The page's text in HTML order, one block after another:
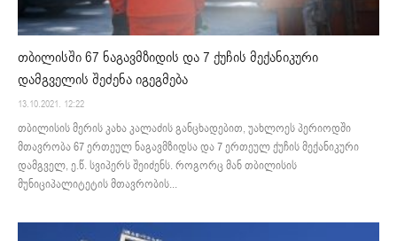
თბილისში 67 ნაგავმზიდის და 7 ქუჩის მექანიკური
დამგველის შეძენა იგეგმება
13.10.2021. 12:22
თბილისის მერის კახა კალაძის განცხადებით, უახლოეს პერიოდში
მთავრობა 67 ერთეულ ნაგავმზიდსა და 7 ერთეულ ქუჩის მექანიკური
დამგველ, ე.წ. სვიპერს შეიძენს. როგორც მან თბილისის
მუნიციპალიტეტის მთავრობის...